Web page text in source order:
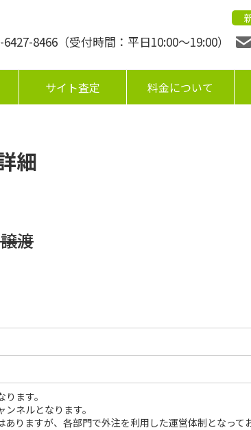
6427-8466 （受付時間：平日10:00〜19:00）
サイト査定 料金について
細
渡
ます。
ネルとなります。
りますが、各部門で外注を利用した運営体制となって